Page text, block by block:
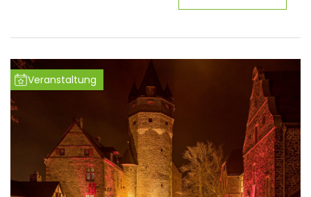
Veranstaltung